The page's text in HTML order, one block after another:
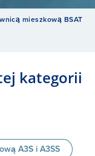
Zawory odcinające z
mieszkową BSAT
kategorii
A3S i A3SS